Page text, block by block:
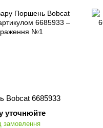
Bobcat 6685933
уточнюйте
замовлення